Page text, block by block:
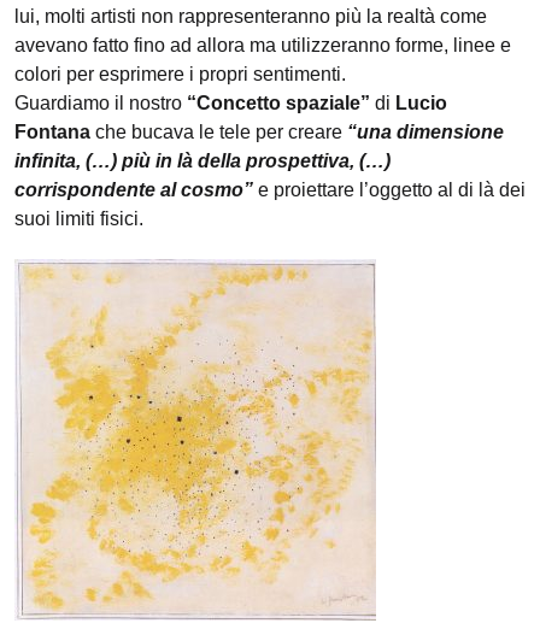
lui, molti artisti non rappresenteranno più la realtà come
avevano fatto fino ad allora ma utilizzeranno forme, linee e
colori per esprimere i propri sentimenti.
Guardiamo il nostro “Concetto spaziale” di Lucio
Fontana che bucava le tele per creare “una dimensione
infinita, (…) più in là della prospettiva, (…)
corrispondente al cosmo” e proiettare l’oggetto al di là dei
suoi limiti fisici.